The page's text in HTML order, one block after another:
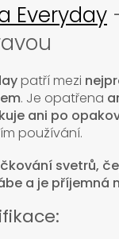
Everyday
patří mezi
. Je opatřena
ani po
používání.
svetrů,
a je příjemná